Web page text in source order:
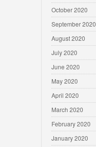
October 2020
September 2020
August 2020
July 2020
June 2020
May 2020
April 2020
March 2020
February 2020
January 2020